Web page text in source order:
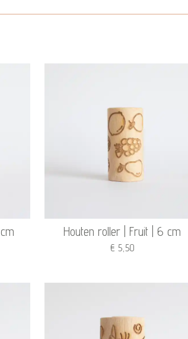
Houten roller | Fruit | 6 cm
€ 5,50